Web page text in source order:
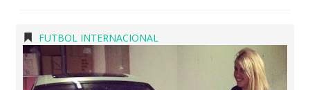
FUTBOL INTERNACIONAL